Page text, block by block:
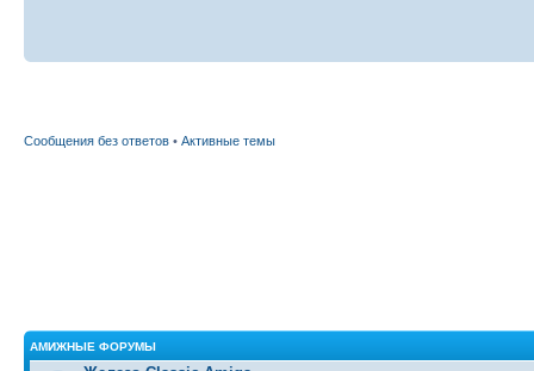
Сообщения без ответов • Активные темы
АМИЖНЫЕ ФОРУМЫ